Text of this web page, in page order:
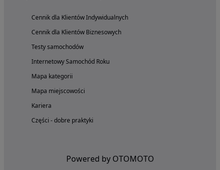
Cennik dla Klientów Indywidualnych
Cennik dla Klientów Biznesowych
Testy samochodów
Internetowy Samochód Roku
Mapa kategorii
Mapa miejscowości
Kariera
Części - dobre praktyki
Powered by OTOMOTO